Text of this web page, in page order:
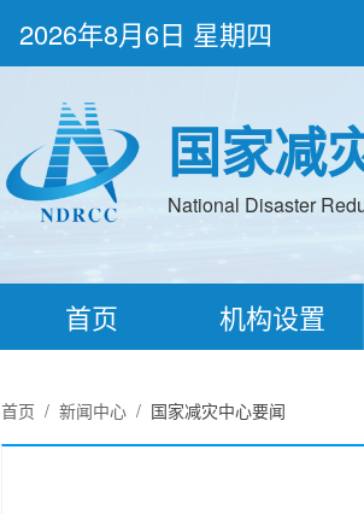
2026年8月6日 星期四
国家减
National Disaster
首页 机构设置
首页 / 新闻中心/ 国家减灾中心要闻